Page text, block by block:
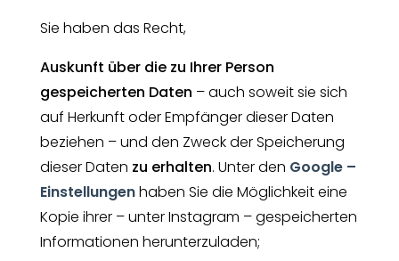
Sie haben das Recht,
Auskunft über die zu Ihrer Person
gespeicherten Daten – auch soweit sie sich
auf Herkunft oder Empfänger dieser Daten
beziehen – und den Zweck der Speicherung
dieser Daten zu erhalten. Unter den Google –
Einstellungenhaben Sie die Möglichkeit eine
Kopie ihrer – unter Instagram – gespeicherten
Informationen herunterzuladen;